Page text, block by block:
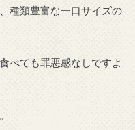
種類豊富な一口サイズの
べても罪悪感なしですよ